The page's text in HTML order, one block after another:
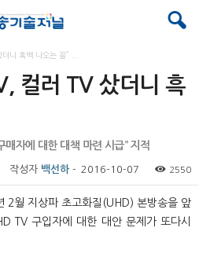
니 흑백 나오는 꼴” ...
컬러 TV 샀더니 흑
자에 대한 대책 마련 시급” 지적
작성자 백선하 - 2016-10-07 2550
2월 지상파 초고화질(UHD) 본방송을 앞
TV 구입자에 대한 대안 문제가 또다시